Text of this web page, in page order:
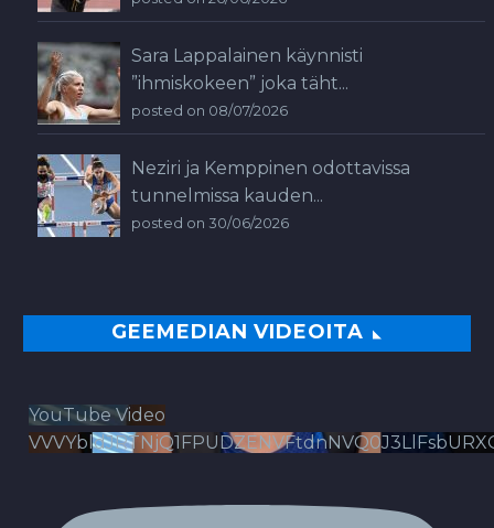
Sara Lappalainen käynnisti
”ihmiskokeen” joka täht...
posted on 08/07/2026
Neziri ja Kemppinen odottavissa
tunnelmissa kauden...
posted on 30/06/2026
GEEMEDIAN VIDEOITA
YouTube Video